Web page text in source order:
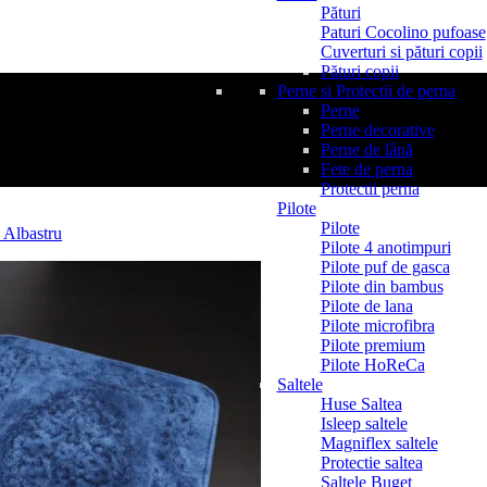
Pături
Paturi Cocolino pufoase
Cuverturi si pături copii
Pături copii
Perne si Protectii de perna
Perne
Perne decorative
Perne de lână
Fete de perna
Protectii perna
Pilote
Pilote
Pilote 4 anotimpuri
Pilote puf de gasca
Pilote din bambus
Pilote de lana
Pilote microfibra
Pilote premium
Pilote HoReCa
Saltele
Huse Saltea
Isleep saltele
Magniflex saltele
Protectie saltea
Saltele Buget